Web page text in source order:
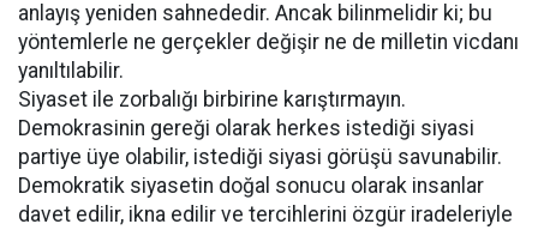
anlayış yeniden sahnededir. Ancak bilinmelidir ki; bu
yöntemlerle ne gerçekler değişir ne de milletin vicdanı
yanıltılabilir.
Siyaset ile zorbalığı birbirine karıştırmayın.
Demokrasinin gereği olarak herkes istediği siyasi
partiye üye olabilir, istediği siyasi görüşü savunabilir.
Demokratik siyasetin doğal sonucu olarak insanlar
davet edilir, ikna edilir ve tercihlerini özgür iradeleriyle